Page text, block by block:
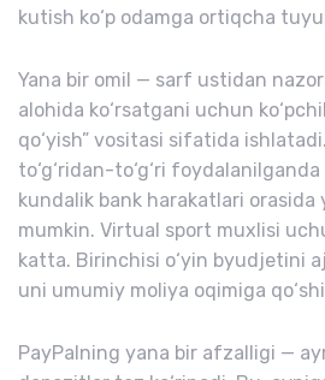
kutish ko‘p odamga ortiqcha
Yana bir omil — sarf ustidan
alohida ko‘rsatgani uchun
qo‘yish” vositasi sifatida
to‘g‘ridan-to‘g‘ri
kundalik bank harakatlari orasida
mumkin. Virtual sport muxlisi
katta. Birinchisi o‘yin byudjetini
uni umumiy moliya oqimiga
PayPalning yana bir afzalligi —